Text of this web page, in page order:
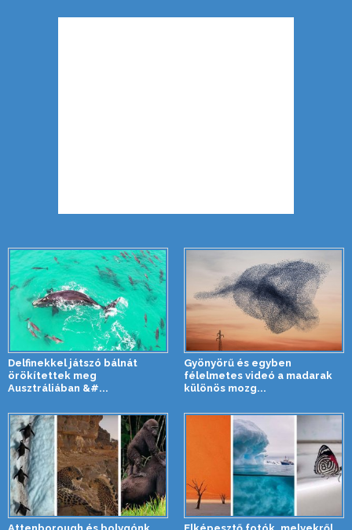
Delfinekkel játszó bálnát
örökítettek meg
Ausztráliában &#...
Gyönyörű és egyben
félelmetes videó a madarak
különös mozg...